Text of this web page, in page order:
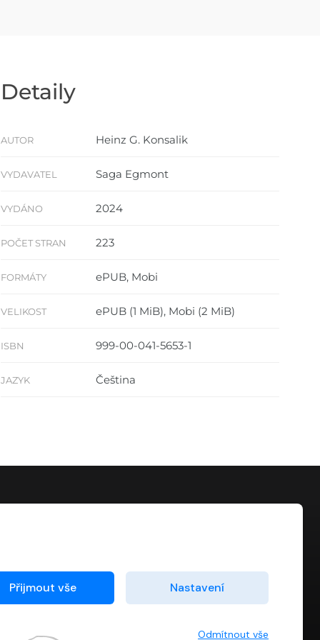
Detaily
AUTOR Heinz G. Konsalik
VYDAVATEL Saga Egmont
VYDÁNO 2024
POČET STRAN 223
FORMÁTY ePUB, Mobi
VELIKOST ePUB (1 MiB), Mobi (2 MiB)
ISBN 999-00-041-5653-1
JAZYK Čeština
Přijmout vše Nastavení
Odmítnout vše